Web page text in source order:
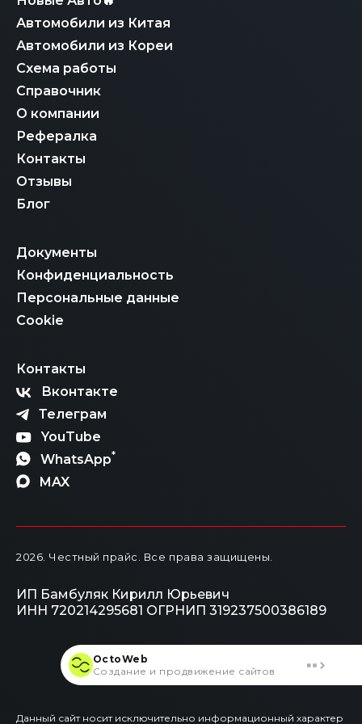
Автомобили из Китая
Автомобили из Кореи
Схема работы
Справочник
О компании
Рефералка
Контакты
Отзывы
Блог
Документы
Конфиденциальность
Персональные данные
Cookie
Контакты
Вконтакте
Телеграм
YouTube
WhatsApp*
MAX
2026 . Честный прайс. Все права защищены.
ИП Бамбуляк Кирилл Юрьевич
ИНН 720214295681 ОГРНИП 319237500386189
Данный сайт носит исключительно информационный характер
OctoWeb
Создание и продвижение сайтов